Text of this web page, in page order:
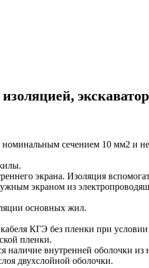
сечением 10 мм2 и
экрана. Изоляция
экраном из
основных жил.
КГЭ без пленки при
пленки.
внутренней оболочки
двухслойной оболочки.